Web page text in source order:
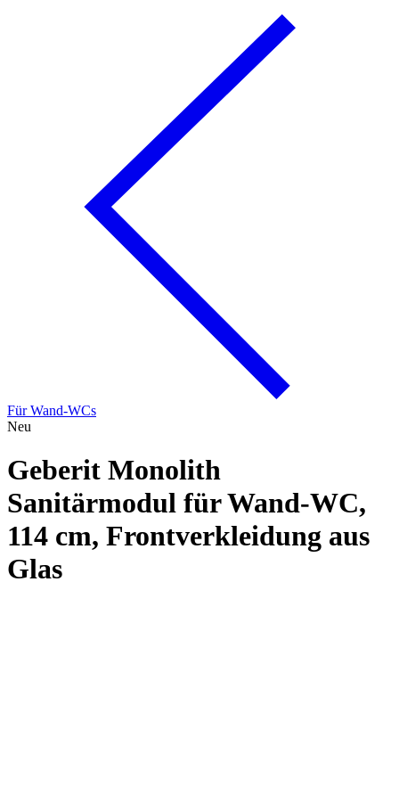
Für Wand-WCs
Neu
Geberit Monolith
Sanitärmodul für Wand-WC,
114 cm, Frontverkleidung aus
Glas